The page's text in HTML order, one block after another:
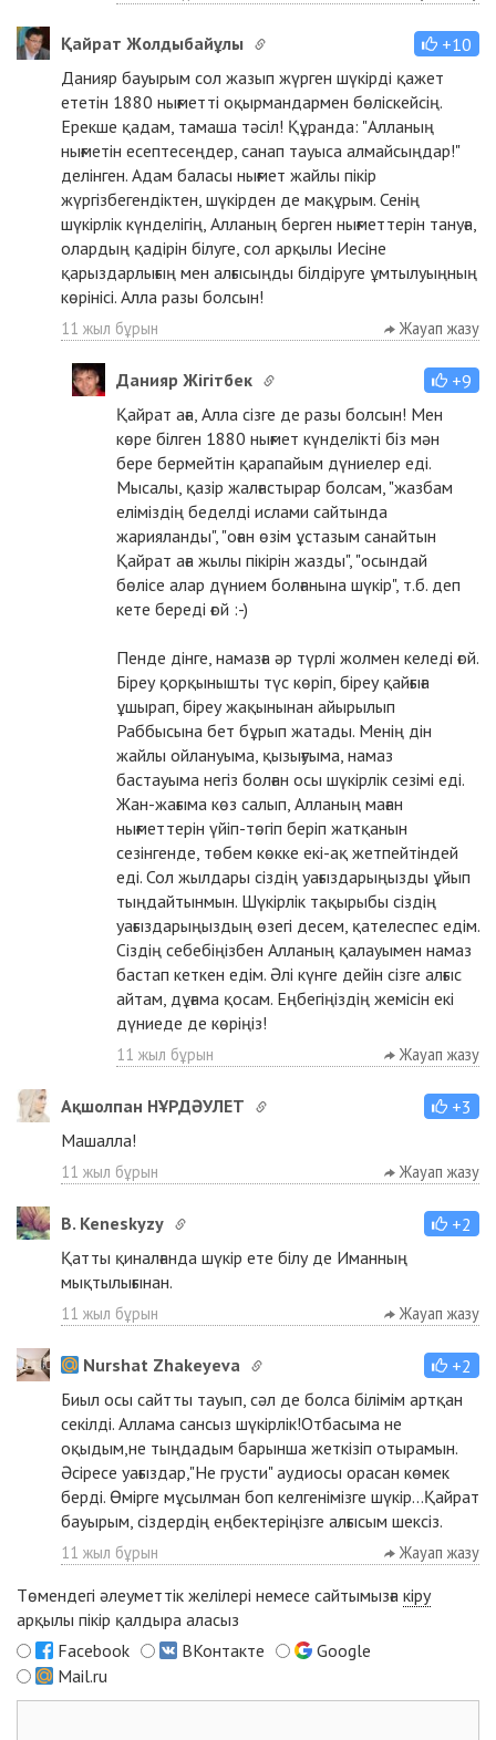
Қайрат Жолдыбайұлы
+10
Данияр бауырым сол жазып жүрген шүкірді қажет
ететін 1880 нығметті оқырмандармен бөліскейсің.
Ерекше қадам, тамаша тәсіл! Құранда: "Алланың
нығметін есептесеңдер, санап тауыса алмайсыңдар!"
делінген. Адам баласы нығмет жайлы пікір
жүргізбегендіктен, шүкірден де мақұрым. Сенің
шүкірлік күнделігің, Алланың берген нығметтерін тануға,
олардың қадірін білуге, сол арқылы Иесіне
қарыздарлығың мен алғысыңды білдіруге ұмтылуыңның
көрінісі. Алла разы болсын!
11 жыл бұрын Жауап жазу
Данияр Жігітбек
+9
Қайрат аға, Алла сізге де разы болсын! Мен
көре білген 1880 нығмет күнделікті біз мән
бере бермейтін қарапайым дүниелер еді.
Мысалы, қазір жалғастырар болсам, "жазбам
еліміздің беделді ислами сайтында
жарияланды", "оған өзім ұстазым санайтын
Қайрат аға жылы пікірін жазды", "осындай
бөлісе алар дүнием болғанына шүкір", т.б. деп
кете береді ғой :-)
Пенде дінге, намазға әр түрлі жолмен келеді ғой.
Біреу қорқынышты түс көріп, біреу қайғыға
ұшырап, біреу жақынынан айырылып
Раббысына бет бұрып жатады. Менің дін
жайлы ойлануыма, қызығуыма, намаз
бастауыма негіз болған осы шүкірлік сезімі еді.
Жан-жағыма көз салып, Алланың маған
нығметтерін үйіп-төгіп беріп жатқанын
сезінгенде, төбем көкке екі-ақ жетпейтіндей
еді. Сол жылдары сіздің уағыздарыңызды ұйып
тыңдайтынмын. Шүкірлік тақырыбы сіздің
уағыздарыңыздың өзегі десем, қателеспес едім.
Сіздің себебіңізбен Алланың қалауымен намаз
бастап кеткен едім. Әлі күнге дейін сізге алғыс
айтам, дұғама қосам. Еңбегіңіздің жемісін екі
дүниеде де көріңіз!
11 жыл бұрын Жауап жазу
Ақшолпан НҰРДӘУЛЕТ
+3
Машалла!
11 жыл бұрын Жауап жазу
B. Keneskyzy
+2
Қатты қиналғанда шүкір ете білу де Иманның
мықтылығынан.
11 жыл бұрын Жауап жазу
Nurshat Zhakeyeva
+2
Биыл осы сайтты тауып, сәл де болса білімім артқан
секілді. Аллама сансыз шүкірлік!Отбасыма не
оқыдым,не тыңдадым барынша жеткізіп отырамын.
Әсіресе уағыздар,"Не грусти" аудиосы орасан көмек
берді. Өмірге мұсылман боп келгенімізге шүкір...Қайрат
бауырым, сіздердің еңбектеріңізге алғысым шексіз.
11 жыл бұрын Жауап жазу
Төмендегі әлеуметтік желілері немесе сайтымызға кіру
арқылы пікір қалдыра аласыз
Facebook
ВКонтакте
Google
Mail.ru